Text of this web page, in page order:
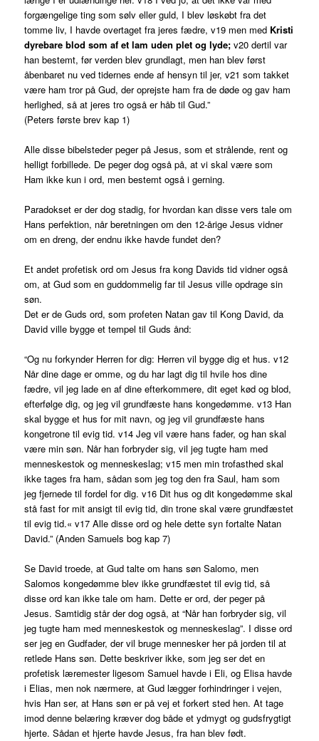
forgængelige ting som sølv eller guld, I blev løskøbt fra det
tomme liv, I havde overtaget fra jeres fædre, v19 men med Kristi
dyrebare blod som af et lam uden plet og lyde; v20 dertil var
han bestemt, før verden blev grundlagt, men han blev først
åbenbaret nu ved tidernes ende af hensyn til jer, v21 som takket
være ham tror på Gud, der oprejste ham fra de døde og gav ham
herlighed, så at jeres tro også er håb til Gud.”
(Peters første brev kap 1)
Alle disse bibelsteder peger på Jesus, som et strålende, rent og
helligt forbillede. De peger dog også på, at vi skal være som
Ham ikke kun i ord, men bestemt også i gerning.
Paradokset er der dog stadig, for hvordan kan disse vers tale om
Hans perfektion, når beretningen om den 12-årige Jesus vidner
om en dreng, der endnu ikke havde fundet den?
Et andet profetisk ord om Jesus fra kong Davids tid vidner også
om, at Gud som en guddommelig far til Jesus ville opdrage sin
søn.
Det er de Guds ord, som profeten Natan gav til Kong David, da
David ville bygge et tempel til Guds ånd:
“Og nu forkynder Herren for dig: Herren vil bygge dig et hus. v12
Når dine dage er omme, og du har lagt dig til hvile hos dine
fædre, vil jeg lade en af dine efterkommere, dit eget kød og blod,
efterfølge dig, og jeg vil grundfæste hans kongedømme. v13 Han
skal bygge et hus for mit navn, og jeg vil grundfæste hans
kongetrone til evig tid. v14 Jeg vil være hans fader, og han skal
være min søn. Når han forbryder sig, vil jeg tugte ham med
menneskestok og menneskeslag; v15 men min trofasthed skal
ikke tages fra ham, sådan som jeg tog den fra Saul, ham som
jeg fjernede til fordel for dig. v16 Dit hus og dit kongedømme skal
stå fast for mit ansigt til evig tid, din trone skal være grundfæstet
til evig tid.« v17 Alle disse ord og hele dette syn fortalte Natan
David.” (Anden Samuels bog kap 7)
Se David troede, at Gud talte om hans søn Salomo, men
Salomos kongedømme blev ikke grundfæstet til evig tid, så
disse ord kan ikke tale om ham. Dette er ord, der peger på
Jesus. Samtidig står der dog også, at “Når han forbryder sig, vil
jeg tugte ham med menneskestok og menneskeslag”. I disse ord
ser jeg en Gudfader, der vil bruge mennesker her på jorden til at
retlede Hans søn. Dette beskriver ikke, som jeg ser det en
profetisk læremester ligesom Samuel havde i Eli, og Elisa havde
i Elias, men nok nærmere, at Gud lægger forhindringer i vejen,
hvis Han ser, at Hans søn er på vej et forkert sted hen. At tage
imod denne belæring kræver dog både et ydmygt og gudsfrygtigt
hjerte. Sådan et hjerte havde Jesus, fra han blev født.